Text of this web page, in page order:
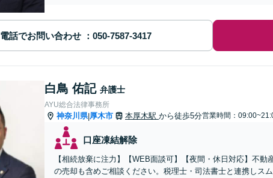
電話でお問い合わせ
白鳥 佑記 弁護士
AYU総合法律事務所
神奈川県|厚木市 本厚木駅 から徒歩5分営業時間：
口座凍結解除
【相続放棄に注力】【WEB面談可】【夜間・休日対応】不
の売却も含めご相談ください。税理士・司法書士と連携しス